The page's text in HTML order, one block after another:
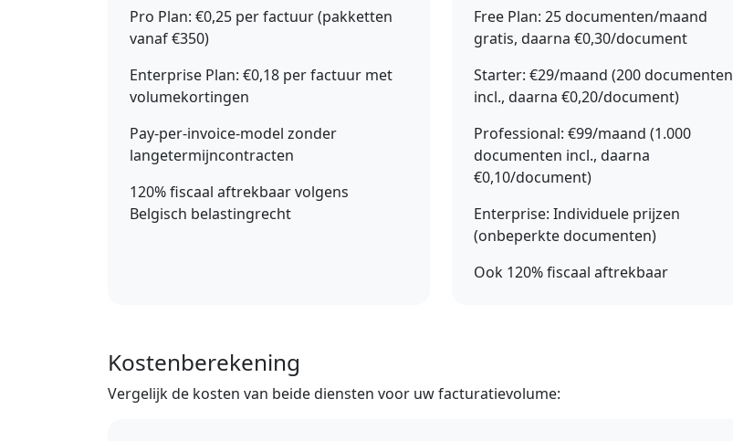
Pro Plan: €0,25 per factuur (pakketten
vanaf €350)
Enterprise Plan: €0,18 per factuur met
volumekortingen
Pay-per-invoice-model zonder
langetermijncontracten
120% fiscaal aftrekbaar volgens
Belgisch belastingrecht
Free Plan: 25 documenten/maand
gratis, daarna €0,30/document
Starter: €29/maand (200 documenten
incl., daarna €0,20/document)
Professional: €99/maand (1.000
documenten incl., daarna
€0,10/document)
Enterprise: Individuele prijzen
(onbeperkte documenten)
Ook 120% fiscaal aftrekbaar
Kostenberekening
Vergelijk de kosten van beide diensten voor uw facturatievolume: